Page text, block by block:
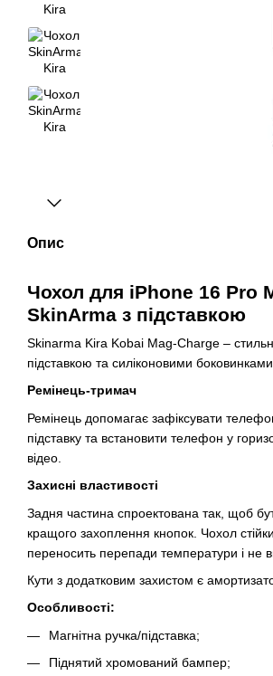
Опис
Чохол для iPhone 16 Pro
SkinArma з підставкою
Skinarma Kira Kobai Mag-Charge –
підставкою та силіконовими боковинками
Ремінець-тримач
Ремінець допомагає зафіксувати
підставку та встановити телефон у
відео.
Захисні властивості
Задня частина спроектована так, щоб
кращого захоплення кнопок. Чохол
переносить перепади температури і не
Кути з додатковим захистом є
Особливості:
Магнітна ручка/підставка;
Піднятий хромований бампер;